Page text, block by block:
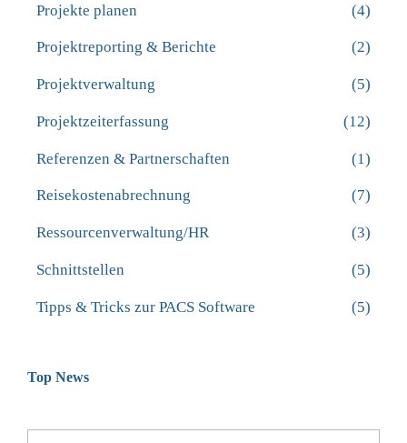
Projekte planen (4)
Projektreporting & Berichte (2)
Projektverwaltung (5)
Projektzeiterfassung (12)
Referenzen & Partnerschaften (1)
Reisekostenabrechnung (7)
Ressourcenverwaltung/HR (3)
Schnittstellen (5)
Tipps & Tricks zur PACS Software (5)
Top News